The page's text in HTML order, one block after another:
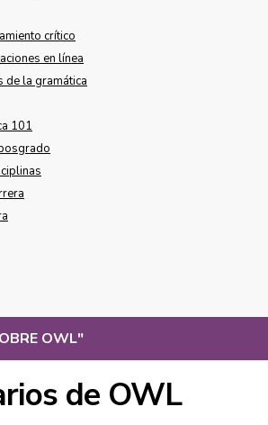
OWL"
de OWL
crítico
en línea
de la gramática
101